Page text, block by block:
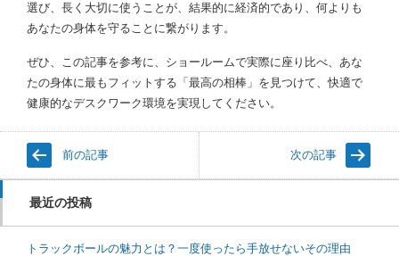
選び、長く大切に使うことが、結果的に経済的であり、何よりも
あなたの身体を守ることに繋がります。
ぜひ、この記事を参考に、ショールームで実際に座り比べ、あな
たの身体に最もフィットする「最高の相棒」を見つけて、快適で
健康的なデスクワーク環境を実現してください。
前の記事 次の記事
最近の投稿
トラックボールの魅力とは？一度使ったら手放せないその理由